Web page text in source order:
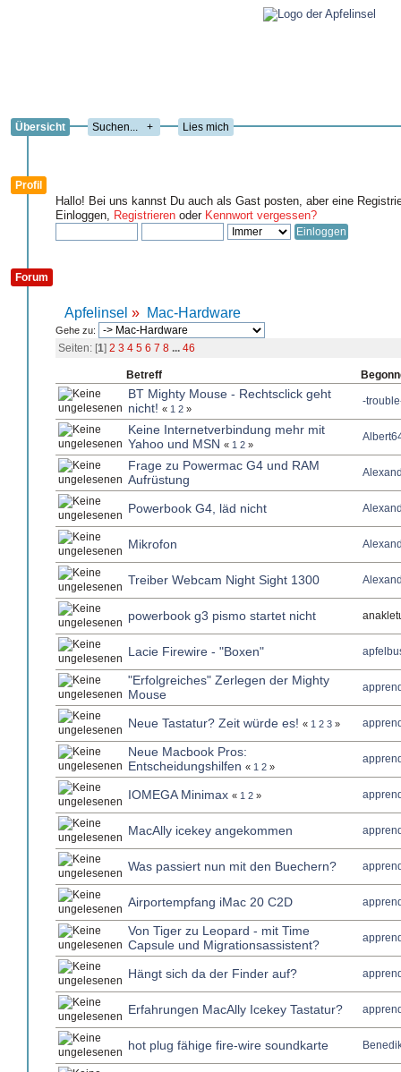
Übersicht + Lies mich
Profil
Hallo! Bei uns kannst Du auch als Gast posten, aber eine
Einloggen, Registrieren oder Kennwort vergessen?
Forum
Apfelinsel » Mac-Hardware
Gehe zu:
Seiten: [1] 2 3 4 5 6 7 8 ... 46
Betreff
BT Mighty Mouse - Rechtsclick geht
nicht! « 1 2 »
-
Keine Internetverbindung mehr mit
Yahoo und MSN « 1 2 »
Frage zu Powermac G4 und RAM
Aufrüstung
Powerbook G4, läd nicht
Mikrofon
Treiber Webcam Night Sight 1300
powerbook g3 pismo startet nicht
Lacie Firewire - "Boxen"
"Erfolgreiches" Zerlegen der Mighty
Mouse
Neue Tastatur? Zeit würde es! « 1 2 3 »
Neue Macbook Pros:
Entscheidungshilfen « 1 2 »
IOMEGA Minimax « 1 2 »
MacAlly icekey angekommen
Was passiert nun mit den Buechern?
Airportempfang iMac 20 C2D
Von Tiger zu Leopard - mit Time
Capsule und Migrationsassistent?
Hängt sich da der Finder auf?
Erfahrungen MacAlly Icekey Tastatur?
hot plug fähige fire-wire soundkarte